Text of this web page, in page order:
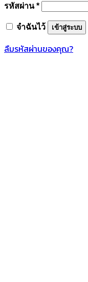
รหัสผ่าน*ต้องการ
จำฉันไว้ เข้าสู่ระบบ
ลืมรหัสผ่านของคุณ?